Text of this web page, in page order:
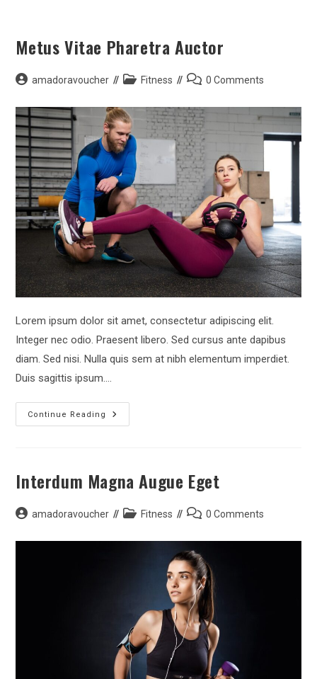
contentMetus Vitae Pharetra Auctor
Postamadoravoucher
PostFitness
Post0 Comments
Lorem ipsum dolor sit amet, consectetur adipiscing elit.
Integer nec odio. Praesent libero. Sed cursus ante dapibus
diam. Sed nisi. Nulla quis sem at nibh elementum imperdiet.
Duis sagittis ipsum.…
Continue Reading
Metus
Vitae
Interdum Magna Augue Eget
Postamadoravoucher
PostFitness
Post0 Comments